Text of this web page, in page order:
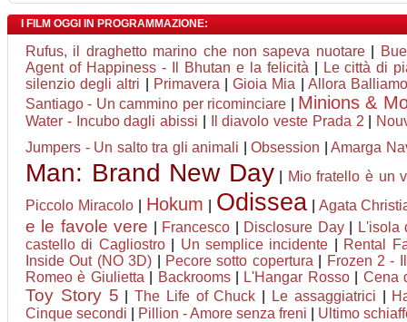
I FILM OGGI IN PROGRAMMAZIONE:
Rufus, il draghetto marino che non sapeva nuotare|
Agent of Happiness - Il Bhutan e la felicità
Le città di
silenzio degli altri
Primavera |Gioia Mia
Allora
Santiago - Un cammino per ricominciare
Minions &
Water - Incubo dagli abissi Il diavolo veste Prada 2
Jumpers - Un salto tra gli animali |Obsession |Amarga
Man: Brand New Day
Mio fratello è un
Piccolo Miracolo| Hokum Odissea| Agata
e le favole vere Francesco Disclosure Day|
L'isola
castello di Cagliostro| Un semplice incidente
Rental
Inside Out (NO 3D)
Pecore sotto copertura
Frozen 2 -
Romeo è Giulietta
Backrooms| L'Hangar Rosso| Cena
Toy Story 5 |The Life of Chuck Le assaggiatrici
Cinque secondi
Pillion - Amore senza freni Ultimo